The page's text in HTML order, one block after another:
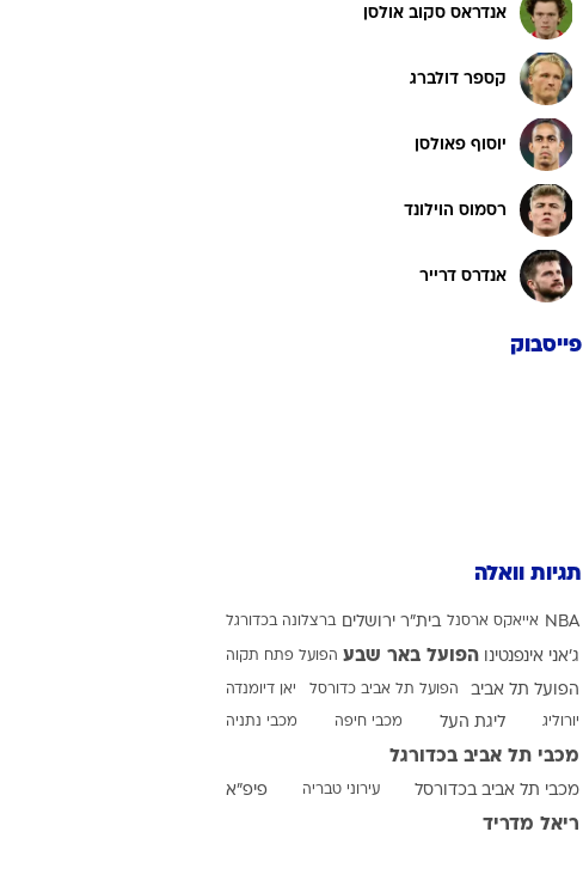
אנדראס סקוב אולסן
קספר דולברג
יוסוף פאולסן
רסמוס הוילונד
אנדרס דרייר
פייסבוק
תגיות וואלה
NBA אייאקס ארסנל בית"ר ירושלים ברצלונה בכדורגל
ג'אני אינפנטינו הפועל באר שבע הפועל פתח תקוה
הפועל תל אביב הפועל תל אביב כדורסל יאן דיומנדה
יורוליג ליגת העל מכבי חיפה מכבי נתניה
מכבי תל אביב בכדורגל
מכבי תל אביב בכדורסל עירוני טבריה פיפ"א
ריאל מדריד